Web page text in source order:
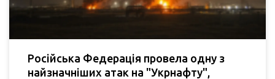
Російська Федерація провела одну з
найзначніших атак на "Укрнафту",